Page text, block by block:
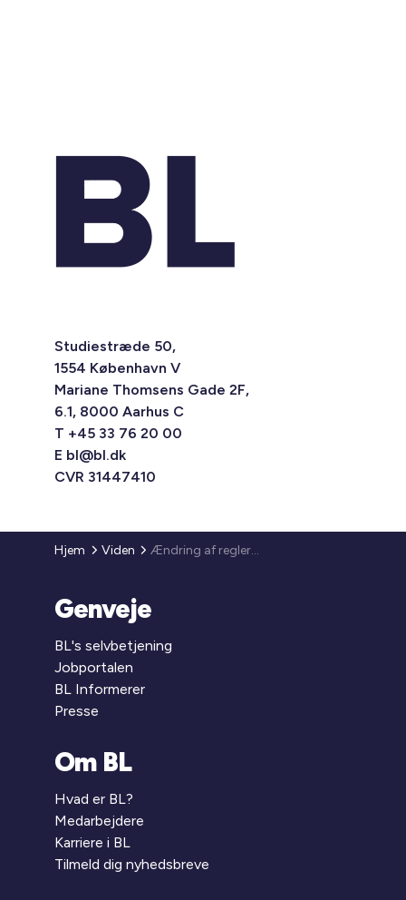
Studiestræde 50,
1554 København V
Mariane Thomsens Gade 2F,
6.1, 8000 Aarhus C
T +45 33 76 20 00
E bl@bl.dk
CVR 31447410
Hjem Viden Ændring af regler i den almene boliglovgivning som følge af coronavirus
Genveje
BL's selvbetjening
Jobportalen
BL Informerer
Presse
Om BL
Hvad er BL?
Medarbejdere
Karriere i BL
Tilmeld dig nyhedsbreve